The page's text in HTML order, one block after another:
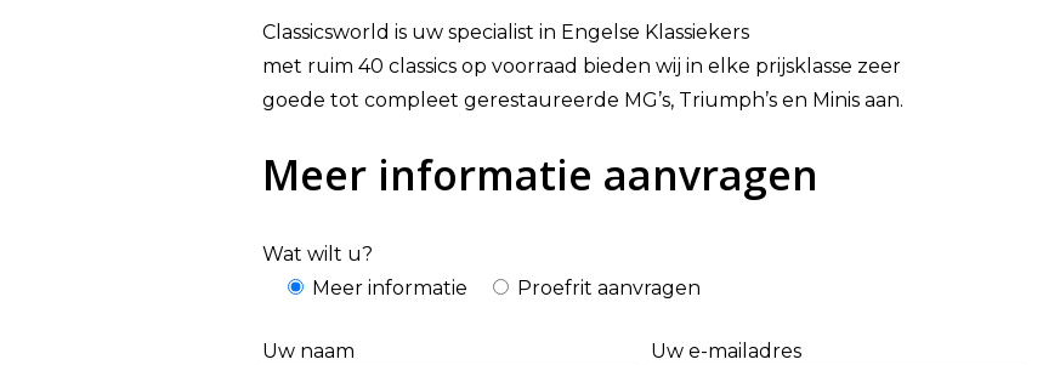
Classicsworld is uw specialist in Engelse Klassiekers
met ruim 40 classics op voorraad bieden wij in elke prijsklasse zeer
goede tot compleet gerestaureerde MG’s, Triumph’s en Minis aan.
Meer informatie aanvragen
Wat wilt u?
Meer informatie
Proefrit aanvragen
Uw naam Uw e-mailadres